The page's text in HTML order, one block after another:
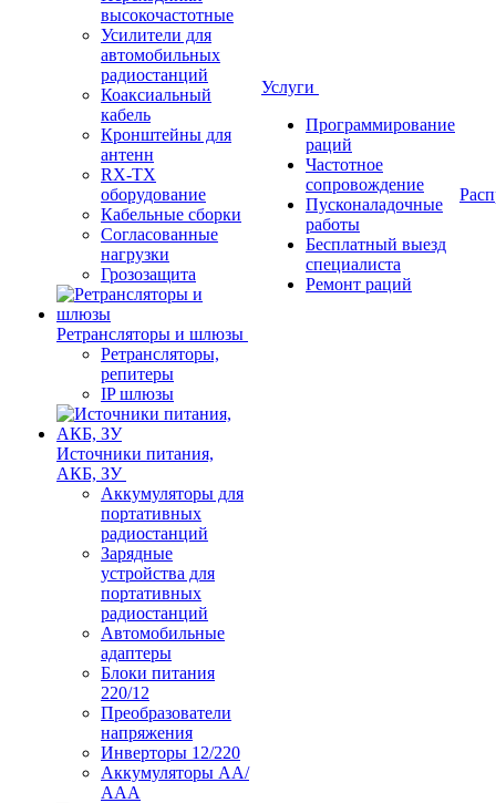
высокочастотные
Усилители для
автомобильных
радиостанций
Коаксиальный
кабель
Кронштейны для
антенн
RX-TX
оборудование
Кабельные сборки
Согласованные
нагрузки
Грозозащита
Ретрансляторы и шлюзы
Ретрансляторы,
репитеры
IP шлюзы
Источники питания,
АКБ, ЗУ
Аккумуляторы для
портативных
радиостанций
Зарядные
устройства для
портативных
радиостанций
Автомобильные
адаптеры
Блоки питания
220/12
Преобразователи
напряжения
Инверторы 12/220
Аккумуляторы АА/
ААА
Услуги
Программирование
раций
Частотное
сопровождение
Пусконаладочные
работы
Бесплатный выезд
специалиста
Ремонт раций